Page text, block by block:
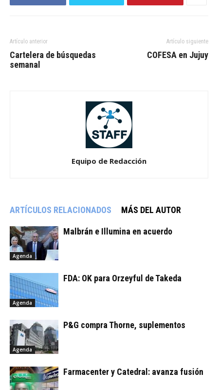
Artículo anterior
Cartelera de búsquedas
semanal
Artículo siguiente
COFESA en Jujuy
Equipo de Redacción
ARTÍCULOS RELACIONADOS MÁS DEL AUTOR
Agenda
Malbrán e Illumina en acuerdo
Agenda
FDA: OK para Orzeyful de Takeda
Agenda
P&G compra Thorne, suplementos
Farmacenter y Catedral: avanza fusión